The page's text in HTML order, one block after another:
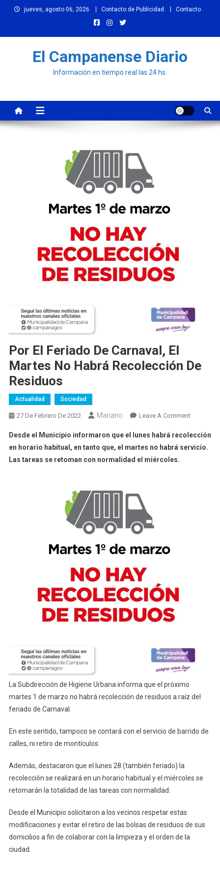
jueves, agosto 06, 2026 Contacto de Publicidad Contacto
El Campanense Diario
Información en tiempo real las 24 hs.
Por El Feriado De Carnaval, El
Martes No Habrá Recolección De
Residuos
Actualidad Sociedad
27 De Febrero De 2022 Mariano Leave A CommentOn
El
Feriado
Desde el Municipio informaron que el lunes habrá recolección
en horario habitual, en tanto que, el martes no habrá servicio.
Las tareas se retoman con normalidad el miércoles.
La Subdirección de Higiene Urbana informa que el próximo
martes 1 de marzo no habrá recolección de residuos a raíz del
feriado de Carnaval.
En este sentido, tampoco se contará con el servicio de barrido de
calles, ni retiro de montículos.
Además, destacaron que el lunes 28 (también feriado) la
recolección se realizará en un horario habitual y el miércoles se
retomarán la totalidad de las tareas con normalidad.
Desde el Municipio solicitaron a los vecinos respetar estas
modificaciones y evitar el retiro de las bolsas de residuos de sus
domicilios a fin de colaborar con la limpieza y el orden de la
ciudad.